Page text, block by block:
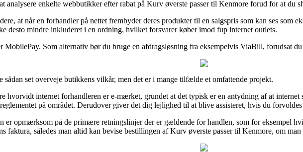
analysere enkelte webbutikker efter rabat på Kurv øverste passer til Kenmore forud for at du
at når en forhandler på nettet frembyder deres produkter til en salgspris som kan ses som
desto mindre inkluderet i en ordning, hvilket forsvarer køber imod fup internet outlets.
MobilePay. Som alternativ bør du bruge en afdragsløsning fra eksempelvis ViaBill, forudsat
sådan set overveje butikkens vilkår, men det er i mange tilfælde et omfattende projekt.
hvorvidt internet forhandleren er e-mærket, grundet at det typisk er en antydning af at
på området. Derudover giver det dig lejlighed til at blive assisteret, hvis du
opmærksom på de primære retningslinjer der er gældende for handlen, som for eksempel
faktura, således man altid kan bevise bestillingen af Kurv øverste passer til Kenmore, om